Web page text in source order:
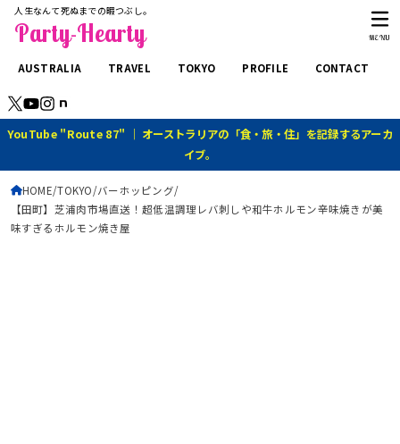
人生なんて死ぬまでの暇つぶし。
Party-Hearty
AUSTRALIA TRAVEL TOKYO PROFILE CONTACT
MENU
YouTube "Route 87" ｜ オーストラリアの「食・旅・住」を記録するアーカ
イブ。
HOME TOKYO バーホッピング
【田町】芝浦肉市場直送！超低温調理レバ刺しや和牛ホルモン辛味焼きが美
味すぎるホルモン焼き屋